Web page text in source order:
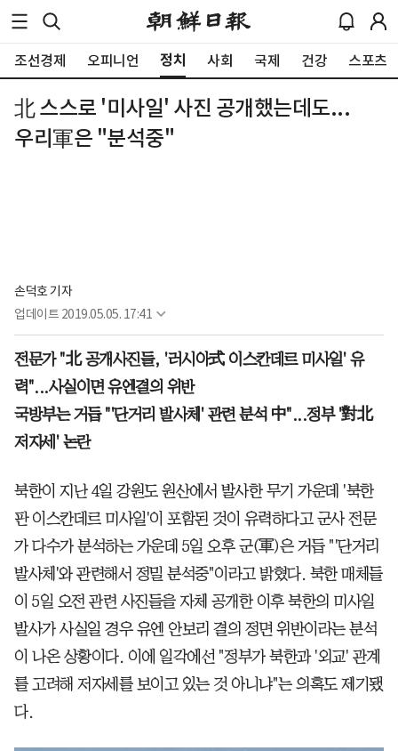
조선경제 오피니언 정치 사회 국제 건강 스포츠
北 스스로 '미사일' 사진 공개했는데도...
우리軍은 "분석중"
손덕호 기자
업데이트 2019.05.05. 17:41
전문가 "北 공개사진들, '러시아式 이스칸데르 미사일' 유
력"...사실이면 유엔결의 위반
국방부는 거듭 "'단거리 발사체' 관련 분석 中"...정부 '對北
저자세' 논란
북한이 지난 4일 강원도 원산에서 발사한 무기 가운데 '북한
판 이스칸데르 미사일'이 포함된 것이 유력하다고 군사 전문
가 다수가 분석하는 가운데 5일 오후 군(軍)은 거듭 "'단거리
발사체'와 관련해서 정밀 분석중"이라고 밝혔다. 북한 매체들
이 5일 오전 관련 사진들을 자체 공개한 이후 북한의 미사일
발사가 사실일 경우 유엔 안보리 결의 정면 위반이라는 분석
이 나온 상황이다. 이에 일각에선 "정부가 북한과 '외교' 관계
를 고려해 저자세를 보이고 있는 것 아니냐"는 의혹도 제기됐
다.